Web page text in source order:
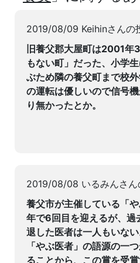
2019/08/09 Keihinさんの
旧養父郡大屋町は2001年
もない町」だった、小学
ぶため隣の養父町まで校
の運転は優しいので信号
り無かったとか。
2019/08/08 いるみんさん
養父市が主催している「
年で6回目を迎えるが、過
退した医者は一人もいない
「やぶ医者」の語源の一
ることから、この賞を受